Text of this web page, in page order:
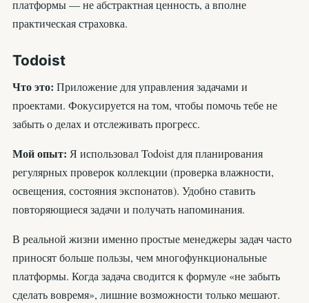
платформы — не абстрактная ценность, а вполне
практическая страховка.
Todoist
Что это: Приложение для управления задачами и
проектами. Фокусируется на том, чтобы помочь тебе не
забыть о делах и отслеживать прогресс.
Мой опыт: Я использовал Todoist для планирования
регулярных проверок коллекции (проверка влажности,
освещения, состояния экспонатов). Удобно ставить
повторяющиеся задачи и получать напоминания.
В реальной жизни именно простые менеджеры задач часто
приносят больше пользы, чем многофункциональные
платформы. Когда задача сводится к формуле «не забыть
сделать вовремя», лишние возможности только мешают.